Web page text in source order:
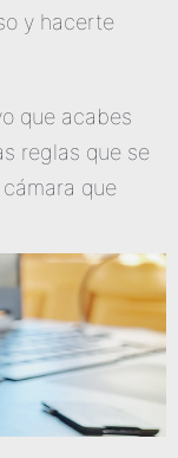
y hacerte
que acabes
reglas que se
que